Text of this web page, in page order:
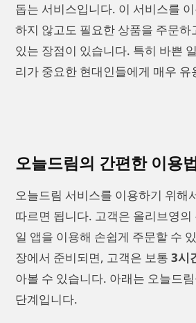
돕는 서비스입니다. 이 서비스를
하지 않고도 필요한 상품을 주문하
있는 장점이 있습니다. 특히 바쁜
리가 중요한 현대인들에게 매우 유
오늘드림의 간편한 이용
오늘드림 서비스를 이용하기 위해
따르면 됩니다. 고객은 올리브영
일 앱을 이용해 손쉽게 주문할 수
장에서 준비되면, 고객은 보통 3시
아볼 수 있습니다. 아래는 오늘드
단계입니다.